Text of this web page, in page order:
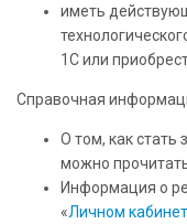
иметь
1С или
Справочная
О том, как стать
можно
Информация о
«Личном